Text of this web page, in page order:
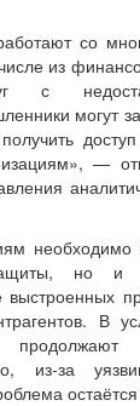
со
из
с
могут
—
необходимо
но и
В
из-за